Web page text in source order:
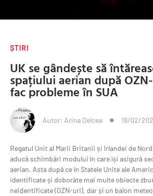
ȘTIRI
UK se gândește să
spațiului aerian după
fac probleme în SUA
Autor: Arina Delcea 18/02/
Regatul Unit al Marii Britanii și Irlandei de
aducă schimbări modului în care își asigură
aerian. Asta după ce în Statele Unite ale
identificate și doborâte mai multe obiecte
neidentificate (OZN-uri), dar și un balon